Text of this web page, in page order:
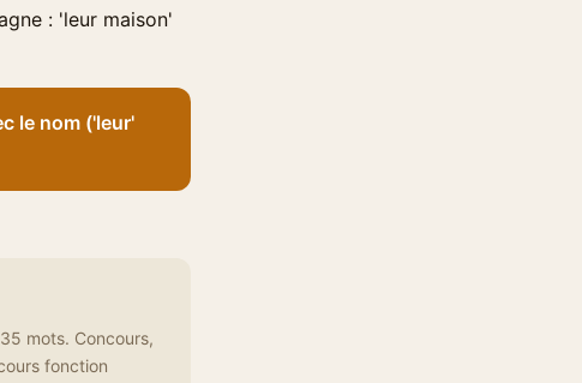
: 'leur maison'
le nom ('leur'
mots. Concours,
fonction